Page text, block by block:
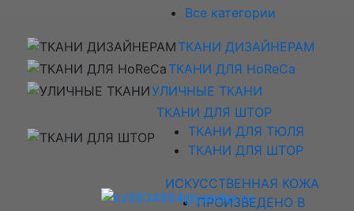
Все категории
ТКАНИ ДИЗАЙНЕРАМ
ТКАНИ ДЛЯ HoReCa
УЛИЧНЫЕ ТКАНИ
ТКАНИ ДЛЯ ШТОР
ТКАНИ ДЛЯ ТЮЛЯ
ТКАНИ ДЛЯ ШТОР
ИСКУССТВЕННАЯ КОЖА
ПРОИЗВЕДЕНО В